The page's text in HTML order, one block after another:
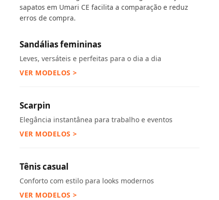
sapatos em Umari CE facilita a comparação e reduz
erros de compra.
Sandálias femininas
Leves, versáteis e perfeitas para o dia a dia
VER MODELOS >
Scarpin
Elegância instantânea para trabalho e eventos
VER MODELOS >
Tênis casual
Conforto com estilo para looks modernos
VER MODELOS >